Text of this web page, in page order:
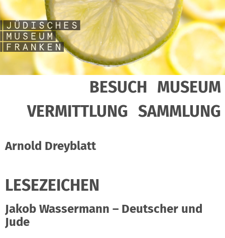
BESUCH MUSEUM
VERMITTLUNG SAMMLUNG
Arnold Dreyblatt
LESEZEICHEN
Jakob Wassermann – Deutscher und
Jude